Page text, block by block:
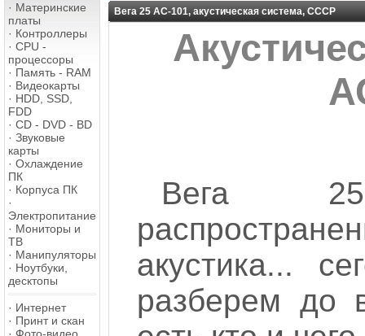
· Материнские
платы
· Контроллеры
· CPU -
процессоры
· Память - RAM
· Видеокарты
· HDD, SSD,
FDD
· CD - DVD - BD
· Звуковые
карты
· Охлаждение
ПК
· Корпуса ПК
·
Электропитание
· Мониторы и
ТВ
· Манипуляторы
· Ноутбуки,
десктопы
· Интернет
· Принт и скан
Вега 25 АС-101, акустическая система, СССР
Вега
акустика...
разберем до